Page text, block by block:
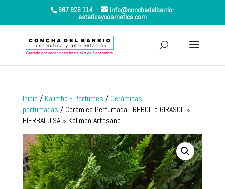
667 926 114 info@conchadelbarrio-
esteticaycosmetica.com
Inicio / Kalimbo - Perfumes / Cerámicas
perfumadas / Cerámica Perfumada TREBOL o GIRASOL »
HIERBALUISA » Kalimbo Artesano